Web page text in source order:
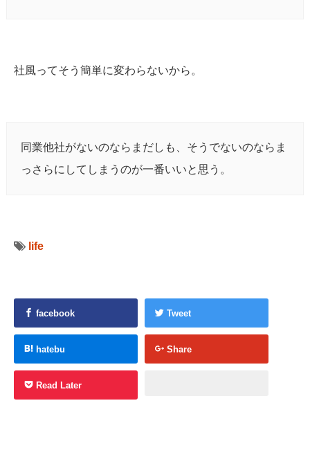
社風ってそう簡単に変わらないから。
同業他社がないのならまだしも、そうでないのならま
っさらにしてしまうのが一番いいと思う。
life
facebook Tweet
hatebu Share
Read Later